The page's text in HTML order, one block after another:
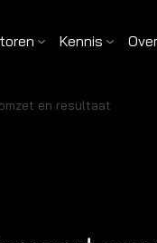
Kennis
en resultaat